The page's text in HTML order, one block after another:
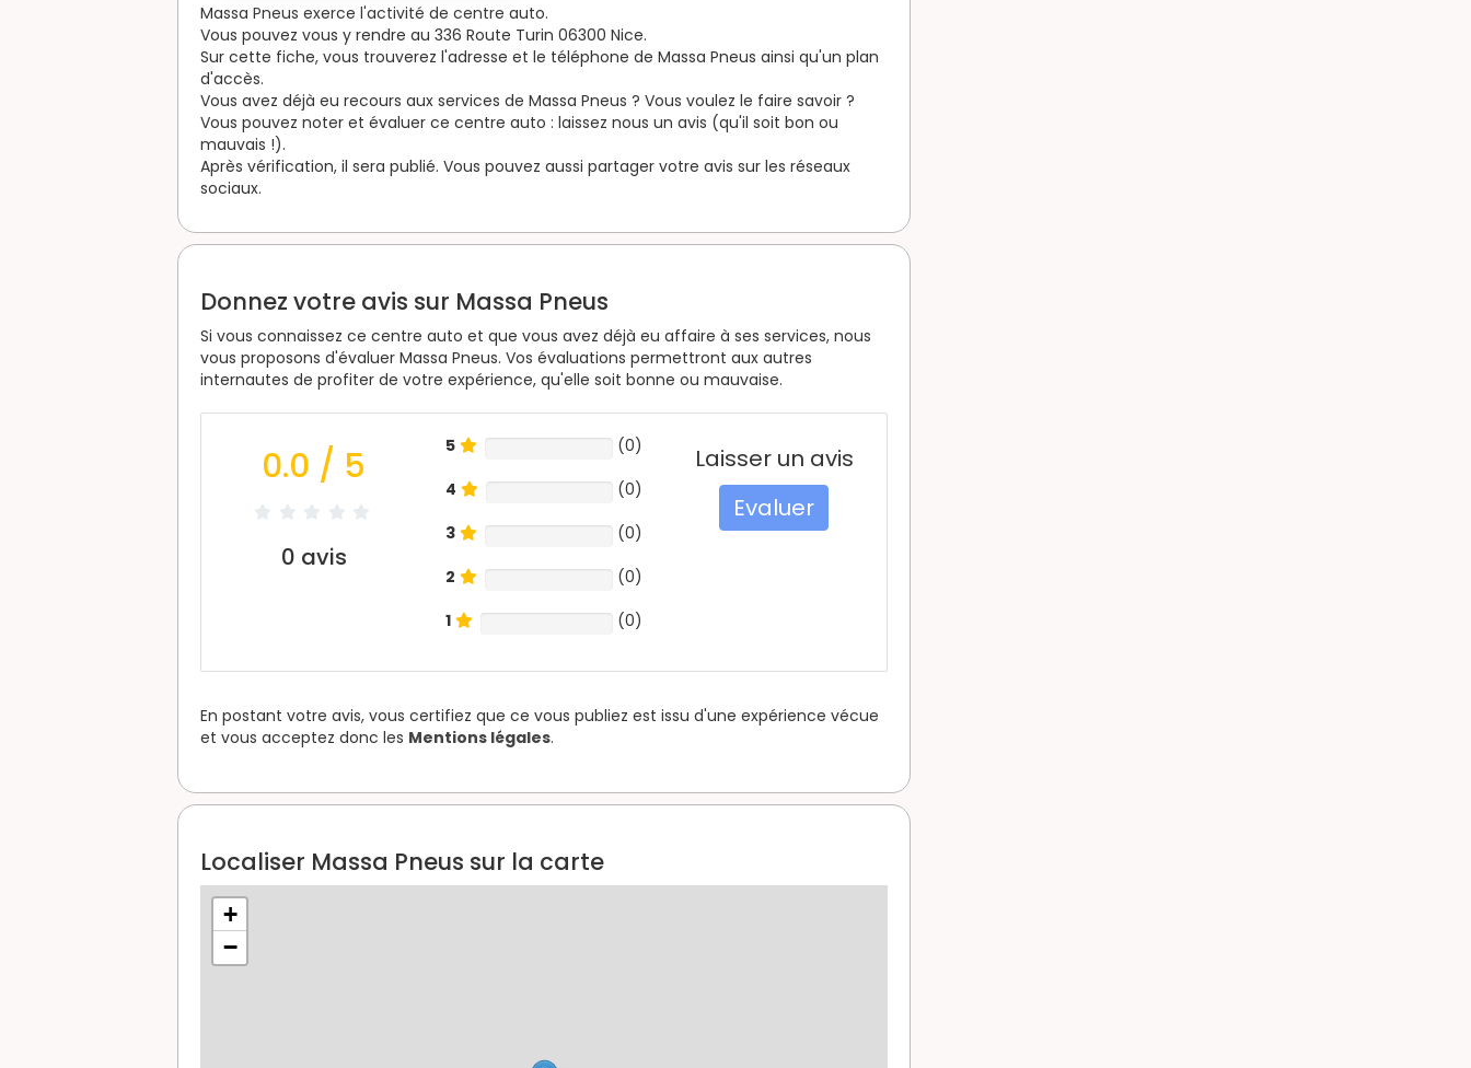
Massa Pneus exerce l'activité de centre auto.
Vous pouvez vous y rendre au 336 Route Turin 06300 Nice.
Sur cette fiche, vous trouverez l'adresse et le téléphone de Massa Pneus ainsi qu'un plan
d'accès.
Vous avez déjà eu recours aux services de Massa Pneus ? Vous voulez le faire savoir ?
Vous pouvez noter et évaluer ce centre auto : laissez nous un avis (qu'il soit bon ou
mauvais !).
Après vérification, il sera publié. Vous pouvez aussi partager votre avis sur les réseaux
sociaux.
Donnez votre avis sur Massa Pneus
Si vous connaissez ce centre auto et que vous avez déjà eu affaire à ses services, nous
vous proposons d'évaluer Massa Pneus. Vos évaluations permettront aux autres
internautes de profiter de votre expérience, qu'elle soit bonne ou mauvaise.
0.0 / 5
0 avis
5 (0)
4
(0)
3
(0)
2
(0)
1
(0)
Laisser un avis
Evaluer
En postant votre avis, vous certifiez que ce vous publiez est issu d'une expérience vécue
et vous acceptez donc les Mentions légales.
Localiser Massa Pneus sur la carte
+
−